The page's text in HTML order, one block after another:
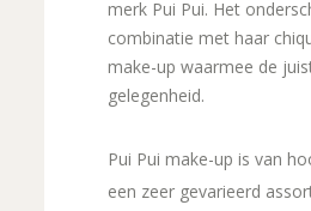
merk Pui Pui. Het
combinatie met haar
make-up waarmee de
gelegenheid.
Pui Pui make-up is van
een zeer gevarieerd